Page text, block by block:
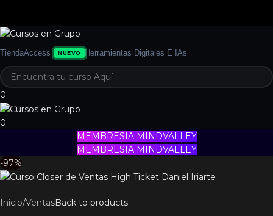
TiendaAccess NUEVO Herramientas Digitales E IAs
0
0
MEMBRESIA MINDVALLEY
MEMBRESIA MINDVALLEY
-97%
Inicio/VentasBack to products